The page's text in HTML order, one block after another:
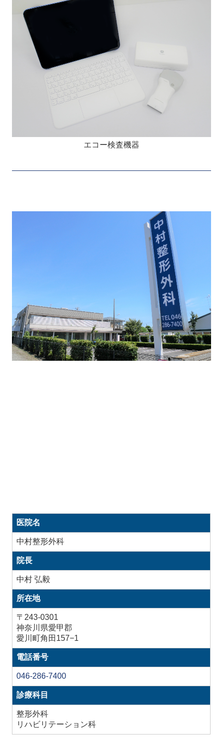
医院名
中村整形外科
院長
中村 弘毅
所在地
〒243-0301
神奈川県愛甲郡
愛川町角田157−1
電話番号
046-286-7400
診療科目
整形外科
リハビリテーション科
エコー検査機器